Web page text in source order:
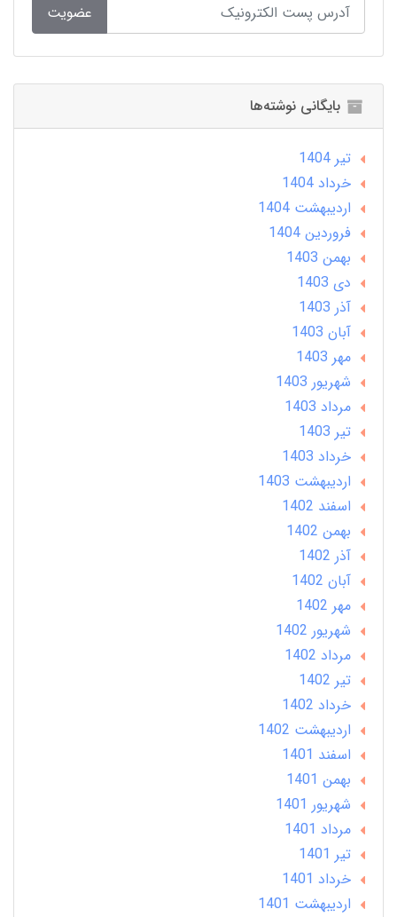
عضویت
بایگانی نوشته‌ها
تير 1404
خرداد 1404
ارديبهشت 1404
فروردین 1404
بهمن 1403
دی 1403
آذر 1403
آبان 1403
مهر 1403
شهریور 1403
مرداد 1403
تير 1403
خرداد 1403
ارديبهشت 1403
اسفند 1402
بهمن 1402
آذر 1402
آبان 1402
مهر 1402
شهریور 1402
مرداد 1402
تير 1402
خرداد 1402
ارديبهشت 1402
اسفند 1401
بهمن 1401
شهریور 1401
مرداد 1401
تير 1401
خرداد 1401
ارديبهشت 1401